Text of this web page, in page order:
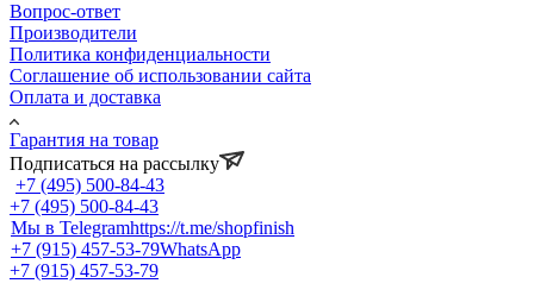
Вопрос-ответ
Производители
Политика конфиденциальности
Соглашение об использовании сайта
Оплата и доставка
Гарантия на товар
Подписаться на рассылку
+7 (495) 500-84-43
+7 (495) 500-84-43
Мы в Telegramhttps://t.me/shopfinish
+7 (915) 457-53-79WhatsApp
+7 (915) 457-53-79